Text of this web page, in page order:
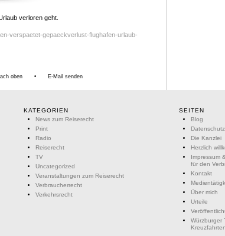
verloren geht.
verspaetet-gepaeckverlust-flughafen-urlaub-
oben • E-Mail senden
KATEGORIEN
News zum Reiserecht
Print
Radio
Reiserecht
TV
Uncategorized
Veranstaltungen zum Reiserecht
Verbraucherrecht
Verkehrsrecht
SEITEN
Blog
Datenschutz
Die Kanzlei
Herzlich
Impressum
für den
Kontakt
Über mich
Urteile
Würzburger
Kreuzfahrten